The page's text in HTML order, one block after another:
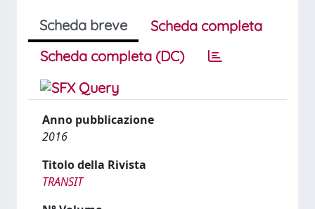
Scheda breve
Scheda completa
Scheda completa (DC)
Anno pubblicazione
2016
Titolo della Rivista
TRANSIT